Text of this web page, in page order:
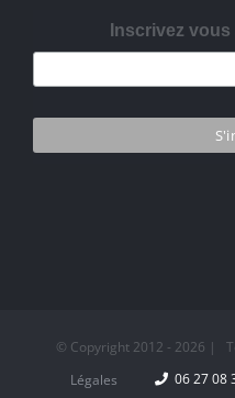
Inscrivez
© Copyright 2012 - 2026 |
Légales
06 27